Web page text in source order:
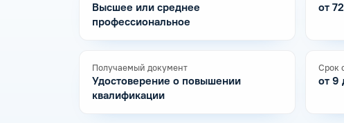
Высшее или среднее
профессиональное
от
Получаемый документ
Удостоверение о повышении
квалификации
Срок
от 9